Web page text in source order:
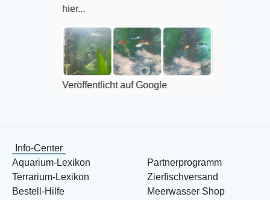
Veröffentlicht auf Google
Info-Center
Aquarium-Lexikon
Terrarium-Lexikon
Bestell-Hilfe
Partnerprogramm
Zierfischversand
Meerwasser Shop